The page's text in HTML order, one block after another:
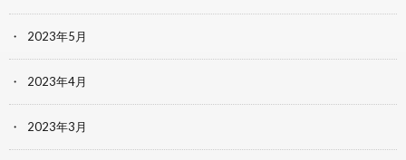
2023年5月
2023年4月
2023年3月